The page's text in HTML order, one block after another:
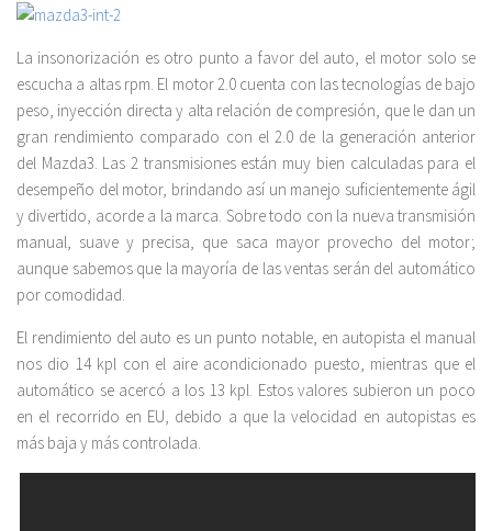
La insonorización es otro punto a favor del auto, el motor solo se
escucha a altas rpm. El motor 2.0 cuenta con las tecnologías de bajo
peso, inyección directa y alta relación de compresión, que le dan un
gran rendimiento comparado con el 2.0 de la generación anterior
del Mazda3. Las 2 transmisiones están muy bien calculadas para el
desempeño del motor, brindando así un manejo suficientemente ágil
y divertido, acorde a la marca. Sobre todo con la nueva transmisión
manual, suave y precisa, que saca mayor provecho del motor;
aunque sabemos que la mayoría de las ventas serán del automático
por comodidad.
El rendimiento del auto es un punto notable, en autopista el manual
nos dio 14 kpl con el aire acondicionado puesto, mientras que el
automático se acercó a los 13 kpl. Estos valores subieron un poco
en el recorrido en EU, debido a que la velocidad en autopistas es
más baja y más controlada.